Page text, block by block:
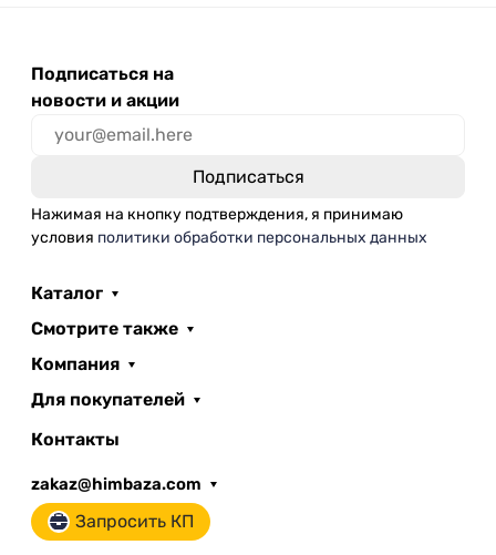
Подписаться на
новости и акции
Нажимая на кнопку подтверждения, я принимаю
условия политики обработки персональных данных
Каталог
Смотрите также
Компания
Для покупателей
Контакты
zakaz@himbaza.com
Запросить КП